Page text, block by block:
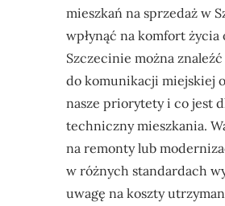
mieszkań na sprzedaż w
wpłynąć na komfort
Szczecinie można
do komunikacji miejskiej
nasze priorytety i co jest
techniczny mieszkania.
na remonty lub
w różnych standardach
uwagę na koszty